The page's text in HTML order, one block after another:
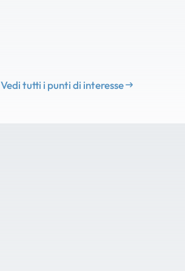
Vedi tutti i punti di interesse